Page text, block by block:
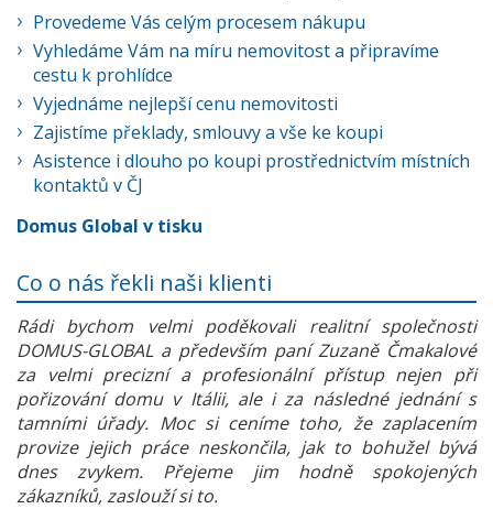
Provedeme Vás celým procesem nákupu
Vyhledáme Vám na míru nemovitost a připravíme
cestu k prohlídce
Vyjednáme nejlepší cenu nemovitosti
Zajistíme překlady, smlouvy a vše ke koupi
Asistence i dlouho po koupi prostřednictvím místních
kontaktů v ČJ
Domus Global v tisku
Co o nás řekli naši klienti
Rádi bychom velmi poděkovali realitní společnosti
DOMUS-GLOBAL a především paní Zuzaně Čmakalové
za velmi precizní a profesionální přístup nejen při
pořizování domu v Itálii, ale i za následné jednání s
tamními úřady. Moc si ceníme toho, že zaplacením
provize jejich práce neskončila, jak to bohužel bývá
dnes zvykem. Přejeme jim hodně spokojených
zákazníků, zaslouží si to.